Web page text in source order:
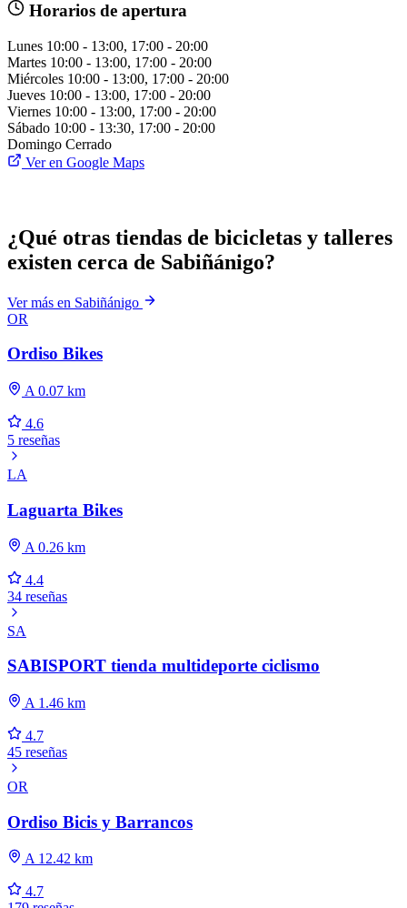
Horarios de apertura
Lunes 10:00 - 13:00, 17:00 - 20:00
Martes 10:00 - 13:00, 17:00 - 20:00
Miércoles 10:00 - 13:00, 17:00 - 20:00
Jueves 10:00 - 13:00, 17:00 - 20:00
Viernes 10:00 - 13:00, 17:00 - 20:00
Sábado 10:00 - 13:30, 17:00 - 20:00
Domingo Cerrado
Ver en Google Maps
¿Qué otras tiendas de bicicletas y talleres
existen cerca de Sabiñánigo?
Ver más en Sabiñánigo
OR
Ordiso Bikes
A 0.07 km
4.6
5 reseñas
LA
Laguarta Bikes
A 0.26 km
4.4
34 reseñas
SA
SABISPORT tienda multideporte ciclismo
A 1.46 km
4.7
45 reseñas
OR
Ordiso Bicis y Barrancos
A 12.42 km
4.7